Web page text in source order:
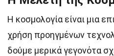
Η κοσμολογία είναι μια
χρήση προηγμένων
δούμε μερικά γεγονότα